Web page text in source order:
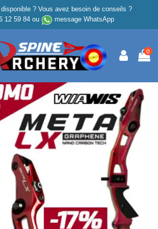
? Vous avez besoin de conseils ?
12 59 84ou message WhatsApp
0